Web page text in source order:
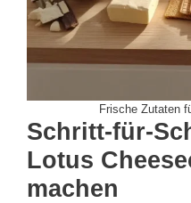
Frische Zutaten
Schritt-für-
Lotus
machen